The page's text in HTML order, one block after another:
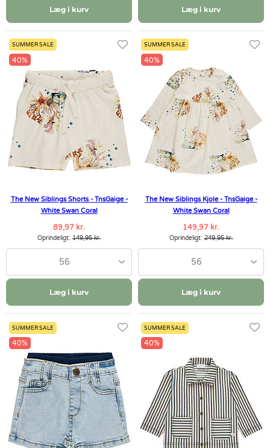
Læg i kurv Læg i kurv
SUMMER SALE
40%
The New Siblings Shorts - TnsGaige -
White Swan Coral
89,97 kr.
Oprindeligt:149,95 kr.
56
Læg i kurv
SUMMER SALE
40%
The New Siblings Kjole - TnsGaige -
White Swan Coral
149,97 kr.
Oprindeligt:249,95 kr.
56
Læg i kurv
SUMMER SALE
40%
SUMMER SALE
40%